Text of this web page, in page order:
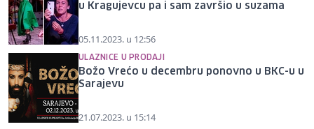
u Kragujevcu pa i sam završio u suzama
05.11.2023. u 12:56
ULAZNICE U PRODAJI
Božo Vrećo u decembru ponovno u BKC-u u
Sarajevu
21.07.2023. u 15:14